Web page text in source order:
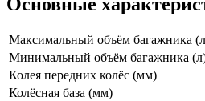
Максимальный объём багажника
Минимальный объём багажника
Колея передних колёс (мм)
Колёсная база (мм)